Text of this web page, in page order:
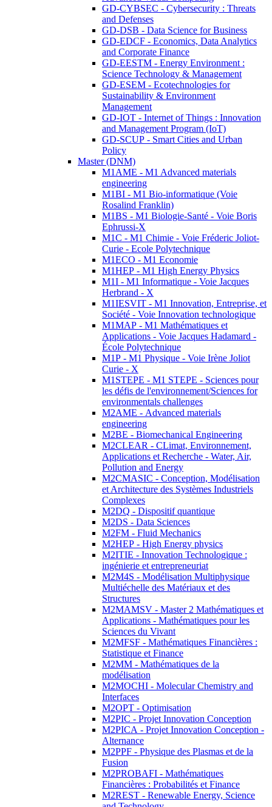
GD-CYBSEC - Cybersecurity : Threats
and Defenses
GD-DSB - Data Science for Business
GD-EDCF - Economics, Data Analytics
and Corporate Finance
GD-EESTM - Energy Environment :
Science Technology & Management
GD-ESEM - Ecotechnologies for
Sustainability & Environment
Management
GD-IOT - Internet of Things : Innovation
and Management Program (IoT)
GD-SCUP - Smart Cities and Urban
Policy
Master (DNM)
M1AME - M1 Advanced materials
engineering
M1BI - M1 Bio-informatique (Voie
Rosalind Franklin)
M1BS - M1 Biologie-Santé - Voie Boris
Ephrussi-X
M1C - M1 Chimie - Voie Fréderic Joliot-
Curie - Ecole Polytechnique
M1ECO - M1 Economie
M1HEP - M1 High Energy Physics
M1I - M1 Informatique - Voie Jacques
Herbrand - X
M1IESVIT - M1 Innovation, Entreprise, et
Société - Voie Innovation technologique
M1MAP - M1 Mathématiques et
Applications - Voie Jacques Hadamard -
École Polytechnique
M1P - M1 Physique - Voie Irène Joliot
Curie - X
M1STEPE - M1 STEPE - Sciences pour
les défis de l'environnement/Sciences for
environmentals challenges
M2AME - Advanced materials
engineering
M2BE - Biomechanical Engineering
M2CLEAR - CLimat, Environnement,
Applications et Recherche - Water, Air,
Pollution and Energy
M2CMASIC - Conception, Modélisation
et Architecture des Systèmes Industriels
Complexes
M2DQ - Dispositif quantique
M2DS - Data Sciences
M2FM - Fluid Mechanics
M2HEP - High Energy physics
M2ITIE - Innovation Technologique :
ingénierie et entrepreneuriat
M2M4S - Modélisation Multiphysique
Multiéchelle des Matériaux et des
Structures
M2MAMSV - Master 2 Mathématiques et
Applications - Mathématiques pour les
Sciences du Vivant
M2MFSF - Mathématiques Financières :
Statistique et Finance
M2MM - Mathématiques de la
modélisation
M2MOCHI - Molecular Chemistry and
Interfaces
M2OPT - Optimisation
M2PIC - Projet Innovation Conception
M2PICA - Projet Innovation Conception -
Alternance
M2PPF - Physique des Plasmas et de la
Fusion
M2PROBAFI - Mathématiques
Financières : Probabilités et Finance
M2REST - Renewable Energy, Science